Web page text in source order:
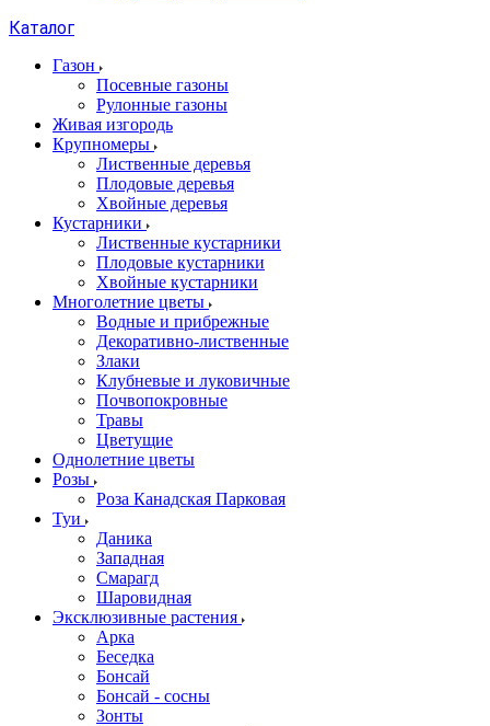
Каталог
Газон
Посевные газоны
Рулонные газоны
Живая изгородь
Крупномеры
Лиственные деревья
Плодовые деревья
Хвойные деревья
Кустарники
Лиственные кустарники
Плодовые кустарники
Хвойные кустарники
Многолетние цветы
Водные и прибрежные
Декоративно-лиственные
Злаки
Клубневые и луковичные
Почвопокровные
Травы
Цветущие
Однолетние цветы
Розы
Роза Канадская Парковая
Туи
Даника
Западная
Смарагд
Шаровидная
Эксклюзивные растения
Арка
Беседка
Бонсай
Бонсай - сосны
Зонты